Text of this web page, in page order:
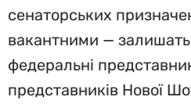
сенаторських
вакантними —
федеральні
представників Нової